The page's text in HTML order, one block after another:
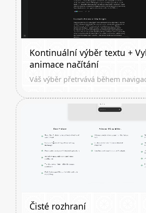
Kontinuální výběr textu +
animace načítání
Váš výběr přetrvává během
Čisté rozhraní